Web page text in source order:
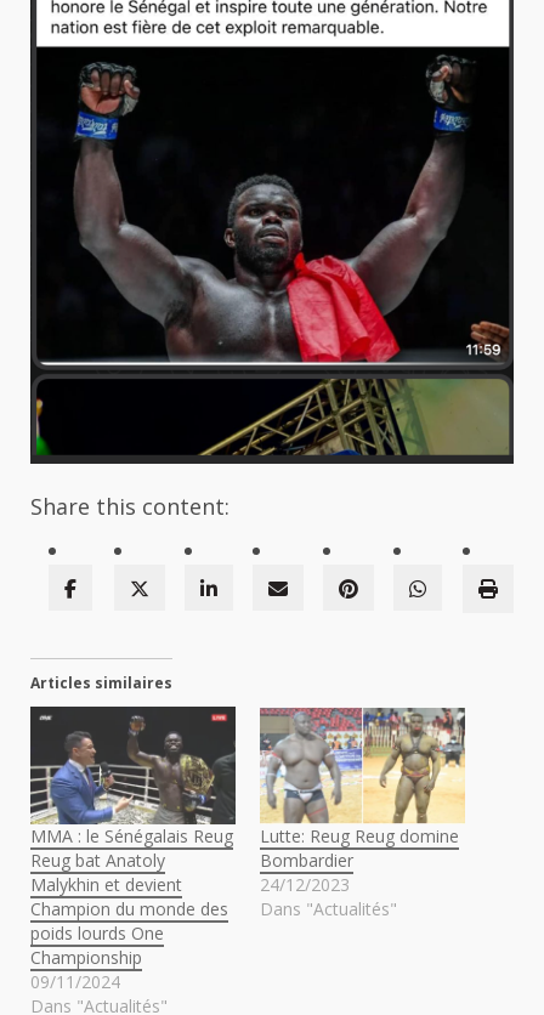
Share this content:
Articles similaires
MMA : le Sénégalais Reug
Reug bat Anatoly
Malykhin et devient
Champion du monde des
poids lourds One
Championship
09/11/2024
Dans "Actualités"
Lutte: Reug Reug domine
Bombardier
24/12/2023
Dans "Actualités"